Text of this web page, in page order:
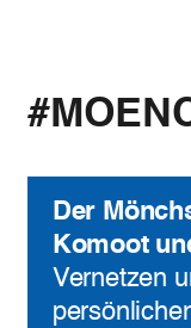
Der
Komoot
Vernetzen